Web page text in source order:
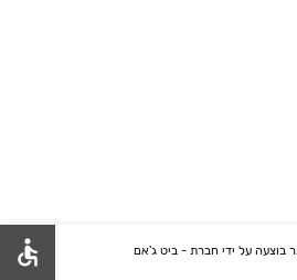
בוצעה על ידי חברת - ביט ג'אם